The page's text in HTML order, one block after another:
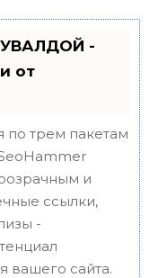
-
от
по трем пакетам
и
ссылки,
-
вашего сайта.